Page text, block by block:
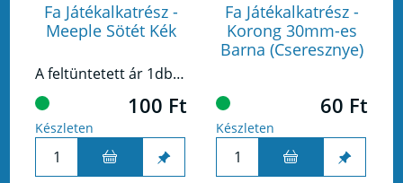
Fa Játékalkatrész -
Meeple Sötét Kék
A feltüntetett ár 1db termékre vonatkozik!
100 Ft
Készleten
Fa Játékalkatrész -
Korong 30mm-es
Barna (Cseresznye)
60 Ft
Készleten